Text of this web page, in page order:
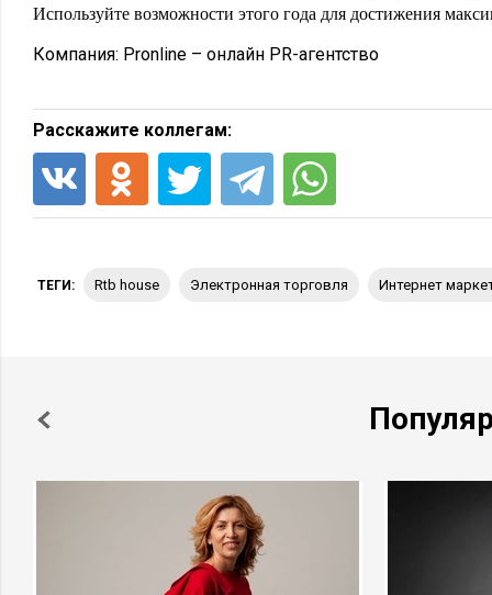
Используйте возможности этого года для достижения
Компания: Pronline – онлайн PR-агентство
Расскажите коллегам:
ТЕГИ: rtb house электронная торговля интернет